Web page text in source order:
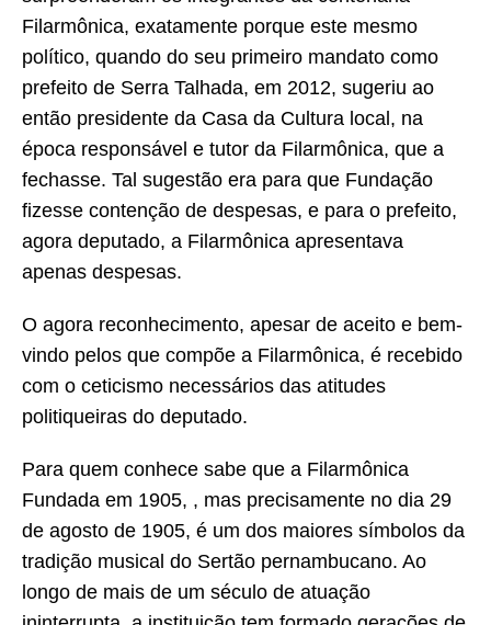
Filarmônica, exatamente porque este mesmo
político, quando do seu primeiro mandato como
prefeito de Serra Talhada, em 2012, sugeriu ao
então presidente da Casa da Cultura local, na
época responsável e tutor da Filarmônica, que a
fechasse. Tal sugestão era para que Fundação
fizesse contenção de despesas, e para o prefeito,
agora deputado, a Filarmônica apresentava
apenas despesas.
O agora reconhecimento, apesar de aceito e bem-
vindo pelos que compõe a Filarmônica, é recebido
com o ceticismo necessários das atitudes
politiqueiras do deputado.
Para quem conhece sabe que a Filarmônica
Fundada em 1905, , mas precisamente no dia 29
de agosto de 1905, é um dos maiores símbolos da
tradição musical do Sertão pernambucano. Ao
longo de mais de um século de atuação